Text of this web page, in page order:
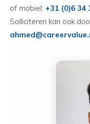
of mobiel: +31 (0)6 34
Solliciteren kan ook